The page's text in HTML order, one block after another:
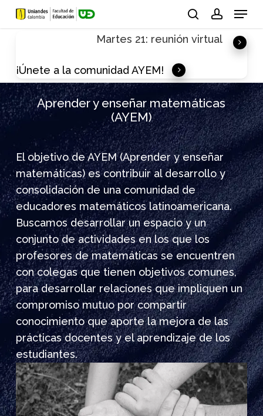
Skip
Menu
Martes 21: reunión virtual
¡Únete a la comunidad AYEM!
Aprender y enseñar matemáticas
(AYEM)
El objetivo de AYEM (Aprender y enseñar
matemáticas) es contribuir al desarrollo y
consolidación de una comunidad de
educadores matemáticos latinoamericana.
Buscamos desarrollar un espacio y un
conjunto de actividades en los que los
profesores de matemáticas se encuentren
con colegas que tienen objetivos comunes,
para desarrollar relaciones que impliquen un
compromiso mutuo por compartir
conocimiento que aporte la mejora de las
prácticas docentes y el aprendizaje de los
estudiantes.